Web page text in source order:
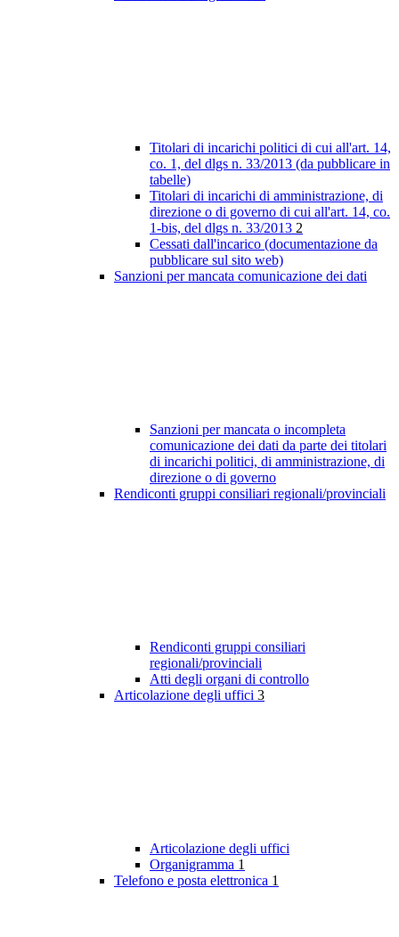
Titolari di incarichi politici di cui all'art. 14,
co. 1, del dlgs n. 33/2013 (da pubblicare in
tabelle)
Titolari di incarichi di amministrazione, di
direzione o di governo di cui all'art. 14, co.
1-bis, del dlgs n. 33/2013 2
Cessati dall'incarico (documentazione da
pubblicare sul sito web)
Sanzioni per mancata comunicazione dei dati
Sanzioni per mancata o incompleta
comunicazione dei dati da parte dei titolari
di incarichi politici, di amministrazione, di
direzione o di governo
Rendiconti gruppi consiliari regionali/provinciali
Rendiconti gruppi consiliari
regionali/provinciali
Atti degli organi di controllo
Articolazione degli uffici 3
Articolazione degli uffici
Organigramma 1
Telefono e posta elettronica 1